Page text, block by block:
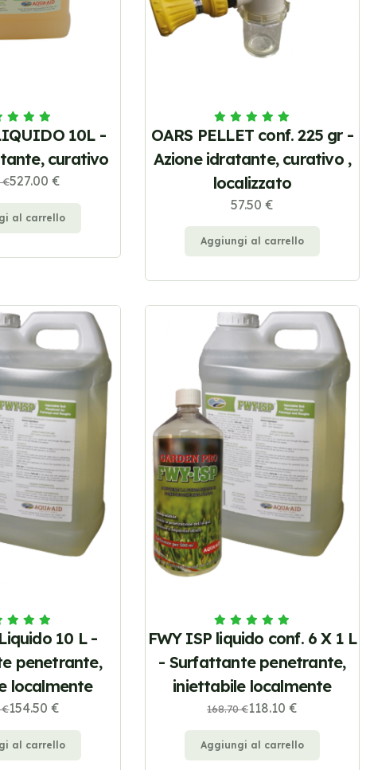
10L -
curativo
€527.00 €
al carrello
OARS PELLET conf. 225 gr -
Azione idratante, curativo ,
localizzato
57.50 €
Aggiungi al carrello
10 L -
penetrante,
localmente
€154.50 €
al carrello
FWY ISP liquido conf. 6 X 1 L
- Surfattante penetrante,
iniettabile localmente
168.70 €118.10 €
Aggiungi al carrello